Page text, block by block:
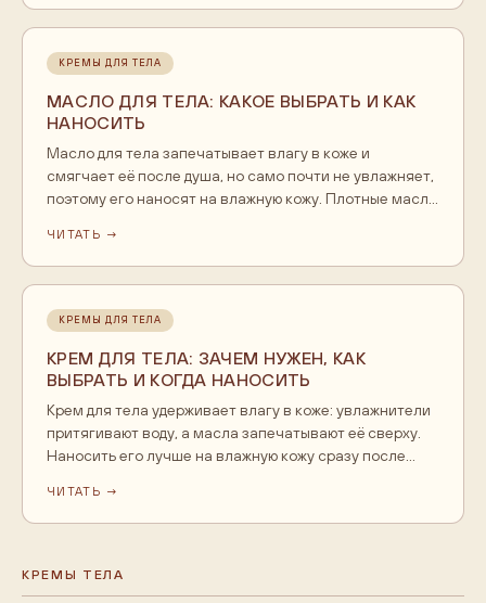
или 50+. Наносят щедро, за 15-20 минут до выхода и
обновляют каждые 2 часа и после купания.
КРЕМЫ ДЛЯ ТЕЛА
МАСЛО ДЛЯ ТЕЛА: КАКОЕ ВЫБРАТЬ И КАК
НАНОСИТЬ
Масло для тела запечатывает влагу в коже и
смягчает её после душа, но само почти не увлажняет,
поэтому его наносят на влажную кожу. Плотные масла
миндальное и макадамии для нормальной. Отдельного
масла для тела у Eskin нет, роль масляного
питательного ухода играет крем-баттер Pineapple.
Разберём, как выбрать масло, куда наносить и чем оно
отличается от крема и баттера.
ЧИТАТЬ →
КРЕМЫ ДЛЯ ТЕЛА
КРЕМ ДЛЯ ТЕЛА: ЗАЧЕМ НУЖЕН, КАК
ВЫБРАТЬ И КОГДА НАНОСИТЬ
Крем для тела удерживает влагу в коже: увлажнители
притягивают воду, а масла запечатывают её сверху.
Наносить его лучше на влажную кожу сразу после
плотную текстуру и уход дважды в день, для жирной -
лёгкий крем раз в день. Регулярность важнее марки и
ЧИТАТЬ →
КРЕМЫ ТЕЛА